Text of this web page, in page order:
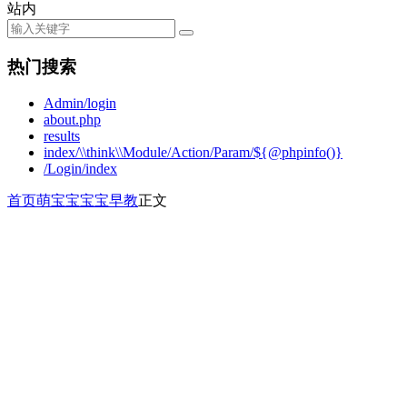
站内
热门搜索
Admin/login
about.php
results
index/\\think\\Module/Action/Param/${@phpinfo()}
/Login/index
首页萌宝宝宝宝早教正文